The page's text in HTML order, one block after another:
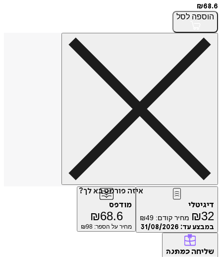
לסל
איזה פורמט בא לך?
₪ מחיר קודם: ₪49
עד:31/08/2026
מודפס
₪68.6
מחיר על הספר: ₪98
כמתנה